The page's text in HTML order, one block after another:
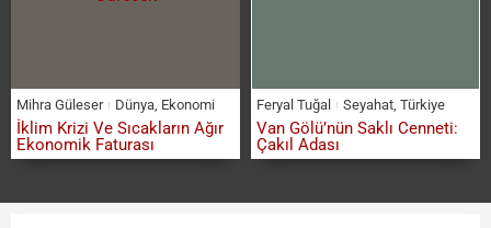
Mihra Güleser Dünya, Ekonomi
İklim Krizi Ve Sıcakların Ağır
Ekonomik Faturası
Feryal Tuğal Seyahat, Türkiye
Van Gölü’nün Saklı Cenneti:
Çakıl Adası